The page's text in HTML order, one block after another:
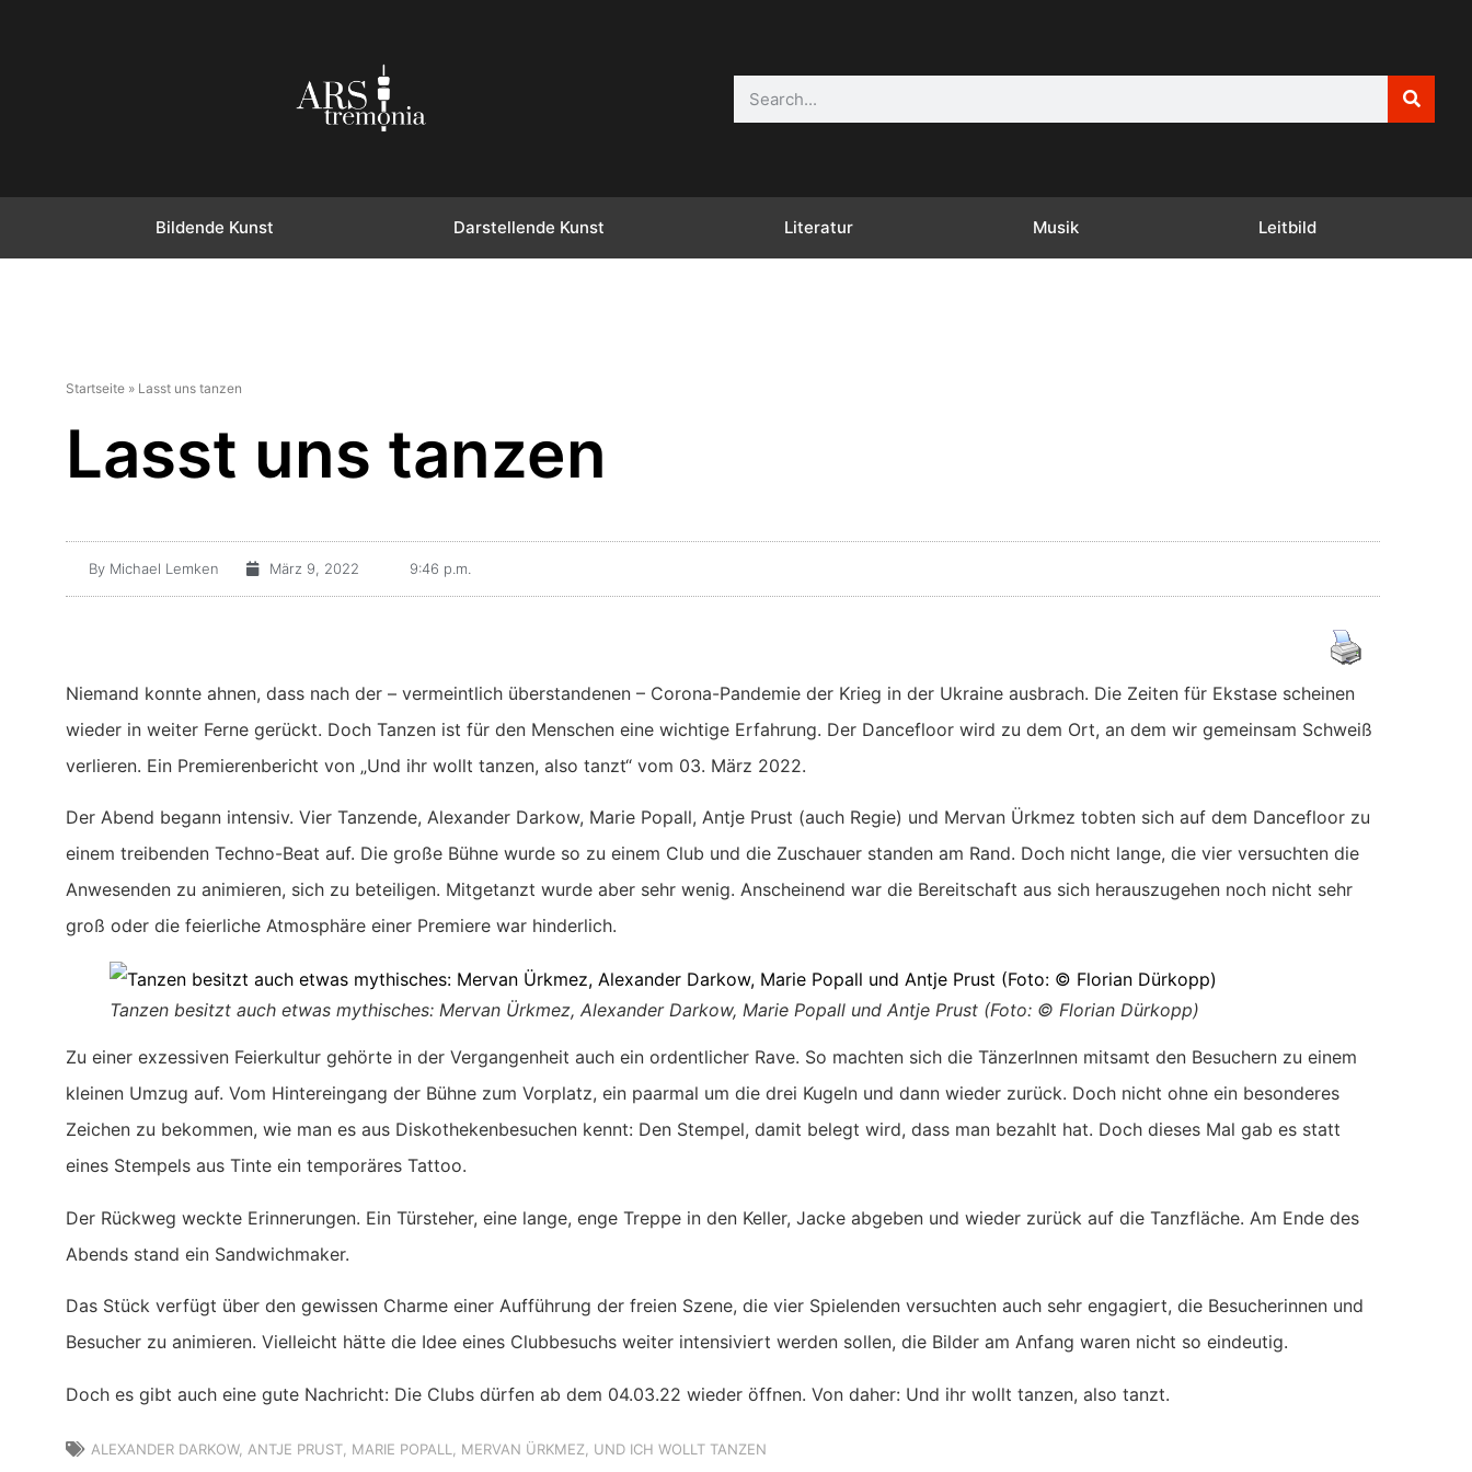
Bildende Kunst Darstellende Kunst Literatur Musik Leitbild
Startseite » Lasst uns tanzen
Lasst uns tanzen
By Michael Lemken März 9, 2022 9:46 p.m.
Niemand konnte ahnen, dass nach der – vermeintlich überstandenen – Corona-Pandemie der Krieg in der Ukraine ausbrach. Die Zeiten für Ekstase scheinen
wieder in weiter Ferne gerückt. Doch Tanzen ist für den Menschen eine wichtige Erfahrung. Der Dancefloor wird zu dem Ort, an dem wir gemeinsam Schweiß
verlieren. Ein Premierenbericht von „Und ihr wollt tanzen, also tanzt“ vom 03. März 2022.
Der Abend begann intensiv. Vier Tanzende, Alexander Darkow, Marie Popall, Antje Prust (auch Regie) und Mervan Ürkmez tobten sich auf dem Dancefloor zu
einem treibenden Techno-Beat auf. Die große Bühne wurde so zu einem Club und die Zuschauer standen am Rand. Doch nicht lange, die vier versuchten die
Anwesenden zu animieren, sich zu beteiligen. Mitgetanzt wurde aber sehr wenig. Anscheinend war die Bereitschaft aus sich herauszugehen noch nicht sehr
groß oder die feierliche Atmosphäre einer Premiere war hinderlich.
Tanzen besitzt auch etwas mythisches: Mervan Ürkmez, Alexander Darkow, Marie Popall und Antje Prust (Foto: © Florian Dürkopp)
Zu einer exzessiven Feierkultur gehörte in der Vergangenheit auch ein ordentlicher Rave. So machten sich die TänzerInnen mitsamt den Besuchern zu einem
kleinen Umzug auf. Vom Hintereingang der Bühne zum Vorplatz, ein paarmal um die drei Kugeln und dann wieder zurück. Doch nicht ohne ein besonderes
Zeichen zu bekommen, wie man es aus Diskothekenbesuchen kennt: Den Stempel, damit belegt wird, dass man bezahlt hat. Doch dieses Mal gab es statt
eines Stempels aus Tinte ein temporäres Tattoo.
Der Rückweg weckte Erinnerungen. Ein Türsteher, eine lange, enge Treppe in den Keller, Jacke abgeben und wieder zurück auf die Tanzfläche. Am Ende des
Abends stand ein Sandwichmaker.
Das Stück verfügt über den gewissen Charme einer Aufführung der freien Szene, die vier Spielenden versuchten auch sehr engagiert, die Besucherinnen und
Besucher zu animieren. Vielleicht hätte die Idee eines Clubbesuchs weiter intensiviert werden sollen, die Bilder am Anfang waren nicht so eindeutig.
Doch es gibt auch eine gute Nachricht: Die Clubs dürfen ab dem 04.03.22 wieder öffnen. Von daher: Und ihr wollt tanzen, also tanzt.
ALEXANDER DARKOW, ANTJE PRUST MARIE POPALL MERVAN ÜRKMEZ UND ICH WOLLT TANZEN